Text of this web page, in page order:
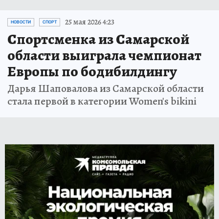
НОВОСТИ СПОРТ 25 мая 2026 4:23
Спортсменка из Самарской
области выиграла чемпионат
Европы по бодибилдингу
Дарья Шаповалова из Самарской области
стала первой в категории Women's bikini